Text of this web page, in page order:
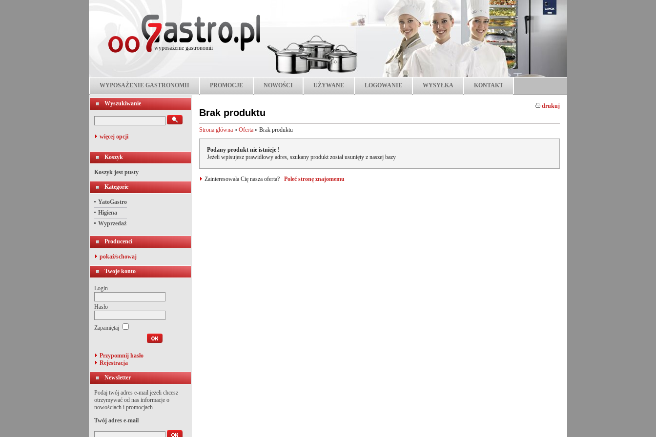
wyposażenie gastronomii
WYPOSAŻENIE GASTRONOMII PROMOCJE NOWOŚCI UŻYWANE LOGOWANIE WYSYŁKA KONTAKT
Wyszukiwanie
więcej opcji
Koszyk
Koszyk jest pusty
Kategorie
YatoGastro
Higiena
Wyprzedaż
Producenci
pokaż/schowaj
Twoje konto
Login
Hasło
Zapamiętaj
Przypomnij hasło
Rejestracja
Newsletter
Podaj twój adres e-mail jeżeli chcesz
otrzymywać od nas informacje o
nowościach i promocjach
Twój adres e-mail
drukuj
Brak produktu
Strona główna » Oferta » Brak produktu
Podany produkt nie istnieje !
Jeżeli wpisujesz prawidłowy adres, szukany produkt został usunięty z naszej bazy
Zainteresowała Cię nasza oferta? Poleć stronę znajomemu